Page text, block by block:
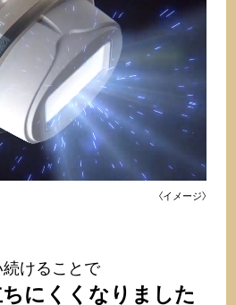
〈イメージ〉
けることで
にくくなりました